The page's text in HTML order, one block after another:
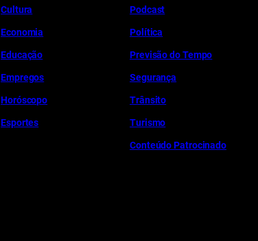
Cultura
Economia
Educação
Empregos
Horóscopo
Esportes
Podcast
Política
Previsão do Tempo
Segurança
Trânsito
Turismo
Conteúdo Patrocinado